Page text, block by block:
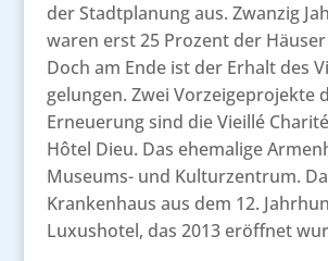
der Stadtplanung aus. Zwanzig
waren erst 25 Prozent der
Doch am Ende ist der Erhalt des
gelungen. Zwei Vorzeigeprojekte
Erneuerung sind die Vieillé
Hôtel Dieu. Das ehemalige
Museums- und Kulturzentrum.
Krankenhaus aus dem 12.
Luxushotel, das 2013 eröffnet